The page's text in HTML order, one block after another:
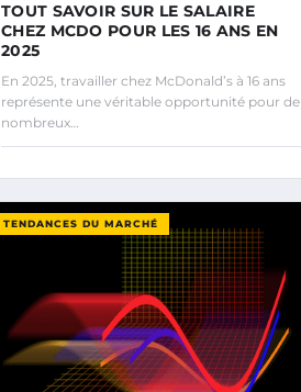
TOUT SAVOIR SUR LE SALAIRE
CHEZ MCDO POUR LES 16 ANS EN
2025
En 2025, travailler chez McDonald’s à 16 ans
représente une véritable opportunité pour de
nombreux…
TENDANCES DU MARCHÉ